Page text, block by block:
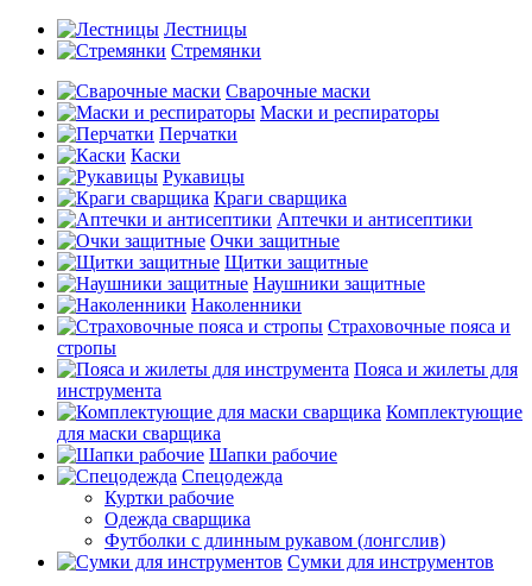
Лестницы
Стремянки
Сварочные маски
Маски и респираторы
Перчатки
Каски
Рукавицы
Краги сварщика
Аптечки и антисептики
Очки защитные
Щитки защитные
Наушники защитные
Наколенники
Страховочные пояса и
стропы
Пояса и жилеты для
инструмента
Комплектующие
для маски сварщика
Шапки рабочие
Спецодежда
Куртки рабочие
Одежда сварщика
Футболки с длинным рукавом (лонгслив)
Сумки для инструментов